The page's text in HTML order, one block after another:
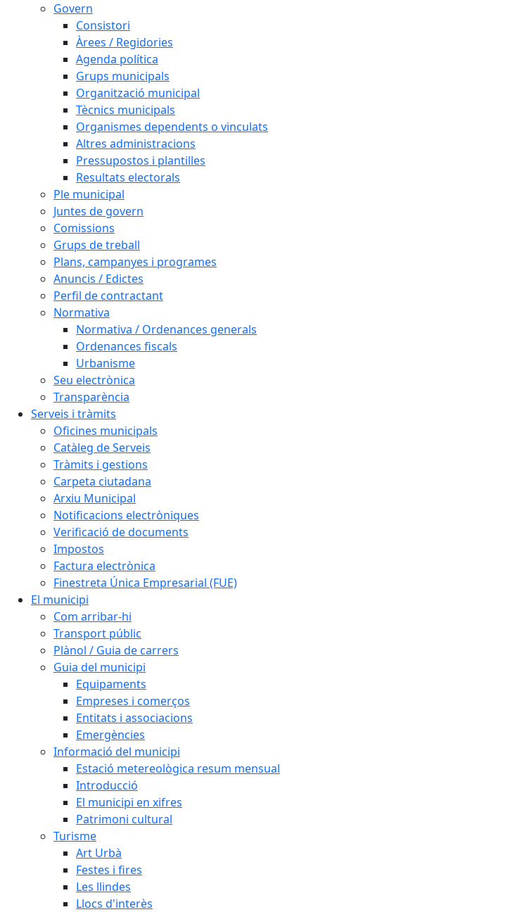
Govern
Consistori
Àrees / Regidories
Agenda política
Grups municipals
Organització municipal
Tècnics municipals
Organismes dependents o vinculats
Altres administracions
Pressupostos i plantilles
Resultats electorals
Ple municipal
Juntes de govern
Comissions
Grups de treball
Plans, campanyes i programes
Anuncis / Edictes
Perfil de contractant
Normativa
Normativa / Ordenances generals
Ordenances fiscals
Urbanisme
Seu electrònica
Transparència
Serveis i tràmits
Oficines municipals
Catàleg de Serveis
Tràmits i gestions
Carpeta ciutadana
Arxiu Municipal
Notificacions electròniques
Verificació de documents
Impostos
Factura electrònica
Finestreta Única Empresarial (FUE)
El municipi
Com arribar-hi
Transport públic
Plànol / Guia de carrers
Guia del municipi
Equipaments
Empreses i comerços
Entitats i associacions
Emergències
Informació del municipi
Estació metereològica resum mensual
Introducció
El municipi en xifres
Patrimoni cultural
Turisme
Art Urbà
Festes i fires
Les llindes
Llocs d'interès